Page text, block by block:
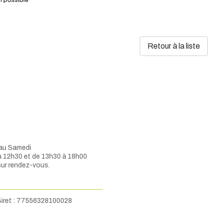
Retour à la liste
Samedi
12h30 et de 13h30 à 18h00
rendez-vous.
: 77556328100028